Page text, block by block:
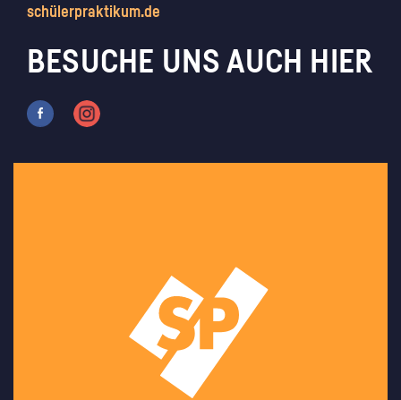
schülerpraktikum.de
BESUCHE UNS AUCH HIER